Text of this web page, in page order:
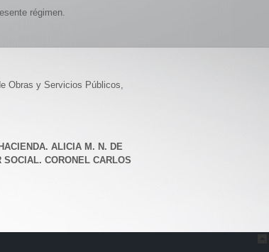
régimen.
Obras y Servicios Públicos,
ALICIA M. N. DE
CORONEL CARLOS